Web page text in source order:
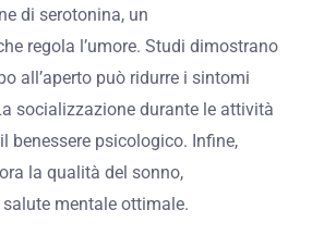
di serotonina, un
regola l’umore. Studi dimostrano
all’aperto può ridurre i sintomi
socializzazione durante le attività
benessere psicologico. Infine,
la qualità del sonno,
mentale ottimale.